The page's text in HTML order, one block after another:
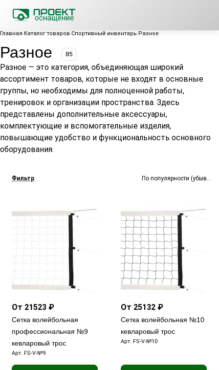
Главная Каталог товаров Спортивный инвентарь Разное
Разное 85
Разное — это категория, объединяющая широкий
ассортимент товаров, которые не входят в основные
группы, но необходимы для полноценной работы,
тренировок и организации пространства. Здесь
представлены дополнительные аксессуары,
комплектующие и вспомогательные изделия,
повышающие удобство и функциональность основного
оборудования.
Фильтр По популярности
От 21523 ₽
Сетка волейбольная
профессиональная №9
кевларовый трос
Арт. FS-V-№9
От 25132 ₽
Сетка волейбольная №10
кевларовый трос
Арт. FS-V-№10